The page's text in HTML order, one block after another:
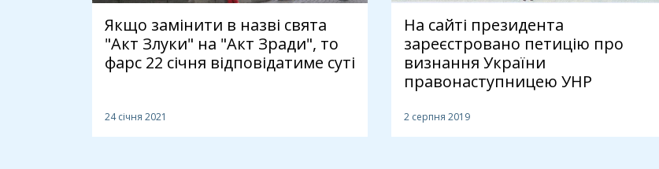
Якщо замінити в назві свята
"Акт Злуки" на "Акт Зради", то
фарс 22 січня відповідатиме суті
24 січня 2021
На сайті президента
зареєстровано петицію про
визнання України
правонаступницею УНР
2 серпня 2019